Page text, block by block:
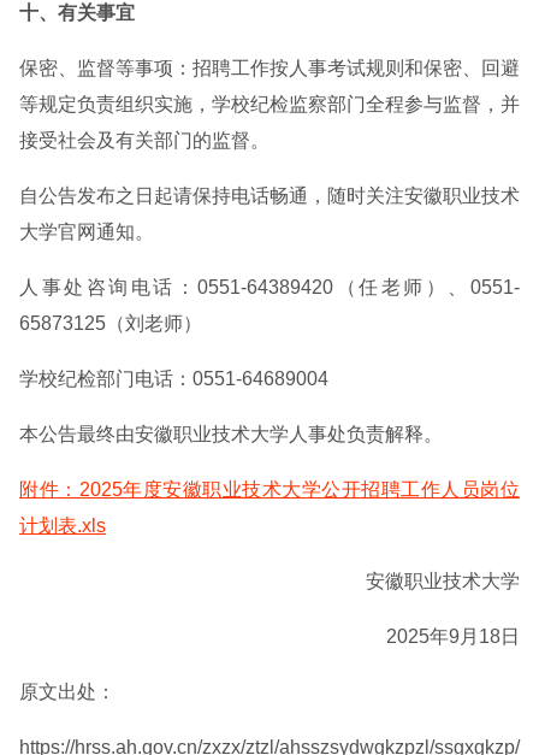
十、有关事宜
保密、监督等事项：招聘工作按人事考试规则和保密、回避
等规定负责组织实施，学校纪检监察部门全程参与监督，并
接受社会及有关部门的监督。
自公告发布之日起请保持电话畅通，随时关注安徽职业技术
大学官网通知。
人事处咨询电话：0551-64389420（任老师）、0551-
65873125（刘老师）
学校纪检部门电话：0551-64689004
本公告最终由安徽职业技术大学人事处负责解释。
附件：2025年度安徽职业技术大学公开招聘工作人员岗位
计划表.xls
安徽职业技术大学
2025年9月18日
原文出处：
https://hrss.ah.gov.cn/zxzx/ztzl/ahsszsydwgkzpzl/ssgxgkzp/